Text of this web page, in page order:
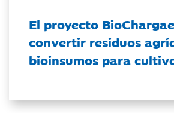
El proyecto
convertir residuos
bioinsumos para